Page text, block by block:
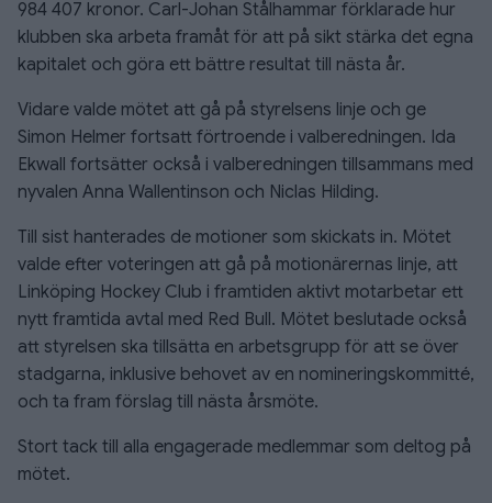
984 407 kronor. Carl-Johan Stålhammar förklarade hur
klubben ska arbeta framåt för att på sikt stärka det egna
kapitalet och göra ett bättre resultat till nästa år.
Vidare valde mötet att gå på styrelsens linje och ge
Simon Helmer fortsatt förtroende i valberedningen. Ida
Ekwall fortsätter också i valberedningen tillsammans med
nyvalen Anna Wallentinson och Niclas Hilding.
Till sist hanterades de motioner som skickats in. Mötet
valde efter voteringen att gå på motionärernas linje, att
Linköping Hockey Club i framtiden aktivt motarbetar ett
nytt framtida avtal med Red Bull. Mötet beslutade också
att styrelsen ska tillsätta en arbetsgrupp för att se över
stadgarna, inklusive behovet av en nomineringskommitté,
och ta fram förslag till nästa årsmöte.
Stort tack till alla engagerade medlemmar som deltog på
mötet.